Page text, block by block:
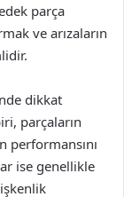
parça
ve arızaların
dikkat
parçaların
performansını
ise genellikle